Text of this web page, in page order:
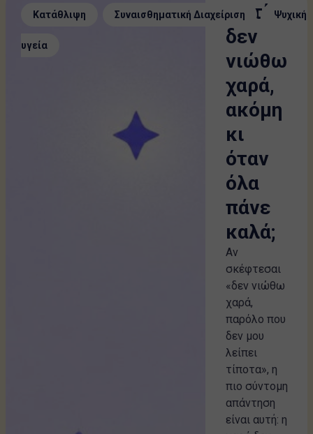
Κατάθλιψη Συναισθηματική Διαχείριση , Ψυχική
υγεία
Γιατί
δεν
νιώθω
χαρά,
ακόμη
κι
όταν
όλα
πάνε
καλά;
Αν
σκέφτεσαι
«δεν νιώθω
χαρά,
παρόλο που
δεν μου
λείπει
τίποτα», η
πιο σύντομη
απάντηση
είναι αυτή: η